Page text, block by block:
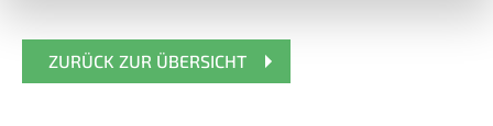
ZURÜCK ZUR ÜBERSICHT